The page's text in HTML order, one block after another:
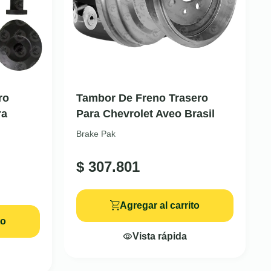
Tambor De Freno Trasero
Para Chevrolet Aveo Brasil
Brake Pak
$ 307.801
Agregar al carrito
Vista rápida